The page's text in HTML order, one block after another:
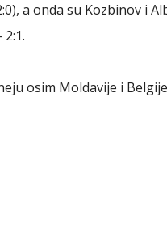
a onda su Kozbinov i
osim Moldavije i